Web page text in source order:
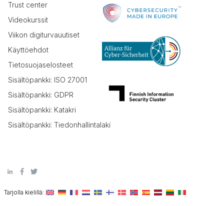
Trust center
Videokurssit
Viikon digiturvauutiset
Käyttöehdot
Tietosuojaselosteet
Sisältöpankki: ISO 27001
Sisältöpankki: GDPR
Sisältöpankki: Katakri
Sisältöpankki: Tiedonhallintalaki
Tarjolla kielillä: